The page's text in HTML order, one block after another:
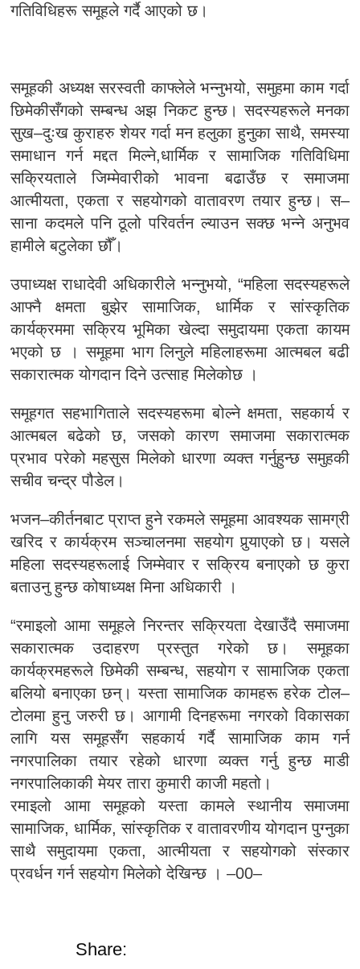
गतिविधिहरू समूहले गर्दै आएको छ।
समूहकी अध्यक्ष सरस्वती काफ्लेले भन्नुभयो, समुहमा काम गर्दा
छिमेकीसँगको सम्बन्ध अझ निकट हुन्छ। सदस्यहरूले मनका
सुख–दुःख कुराहरु शेयर गर्दा मन हलुका हुनुका साथै, समस्या
समाधान गर्न मद्दत मिल्ने,धार्मिक र सामाजिक गतिविधिमा
सक्रियताले जिम्मेवारीको भावना बढाउँछ र समाजमा
आत्मीयता, एकता र सहयोगको वातावरण तयार हुन्छ। स–
साना कदमले पनि ठूलो परिवर्तन ल्याउन सक्छ भन्ने अनुभव
हामीले बटुलेका छौँ।
उपाध्यक्ष राधादेवी अधिकारीले भन्नुभयो, “महिला सदस्यहरूले
आफ्नै क्षमता बुझेर सामाजिक, धार्मिक र सांस्कृतिक
कार्यक्रममा सक्रिय भूमिका खेल्दा समुदायमा एकता कायम
भएको छ । समूहमा भाग लिनुले महिलाहरूमा आत्मबल बढी
सकारात्मक योगदान दिने उत्साह मिलेकोछ ।
समूहगत सहभागिताले सदस्यहरूमा बोल्ने क्षमता, सहकार्य र
आत्मबल बढेको छ, जसको कारण समाजमा सकारात्मक
प्रभाव परेको महसुस मिलेको धारणा व्यक्त गर्नुहुन्छ समुहकी
सचीव चन्द्र पौडेल।
भजन–कीर्तनबाट प्राप्त हुने रकमले समूहमा आवश्यक सामग्री
खरिद र कार्यक्रम सञ्चालनमा सहयोग पुर्‍याएको छ। यसले
महिला सदस्यहरूलाई जिम्मेवार र सक्रिय बनाएको छ कुरा
बताउनु हुन्छ कोषाध्यक्ष मिना अधिकारी ।
“रमाइलो आमा समूहले निरन्तर सक्रियता देखाउँदै समाजमा
सकारात्मक उदाहरण प्रस्तुत गरेको छ। समूहका
कार्यक्रमहरूले छिमेकी सम्बन्ध, सहयोग र सामाजिक एकता
बलियो बनाएका छन्। यस्ता सामाजिक कामहरू हरेक टोल–
टोलमा हुनु जरुरी छ। आगामी दिनहरूमा नगरको विकासका
लागि यस समूहसँग सहकार्य गर्दै सामाजिक काम गर्न
नगरपालिका तयार रहेको धारणा व्यक्त गर्नु हुन्छ माडी
नगरपालिकाकी मेयर तारा कुमारी काजी महतो।
रमाइलो आमा समूहको यस्ता कामले स्थानीय समाजमा
सामाजिक, धार्मिक, सांस्कृतिक र वातावरणीय योगदान पुग्नुका
साथै समुदायमा एकता, आत्मीयता र सहयोगको संस्कार
प्रवर्धन गर्न सहयोग मिलेको देखिन्छ । –00–
Share: